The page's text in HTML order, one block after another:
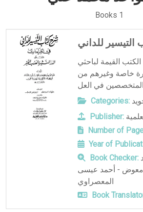
Books 1
للداني
القيمة لباحثي
خاصة وغيرهم من
Categories:
Publisher:
Number of
Year of
Book Checker:عادل أحمد عبدالموجود
- أحمد عيسى
المعصراوي
Book